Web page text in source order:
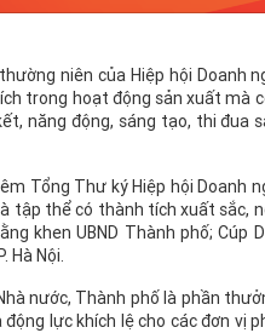
niên của Hiệp hội Doanh
trong hoạt động sản xuất mà
năng động, sáng tạo, thi đua
Tổng Thư ký Hiệp hội Doanh
tập thể có thành tích xuất sắc,
khen UBND Thành phố; Cúp
Hà Nội.
nước, Thành phố là phần
lực khích lệ cho các đơn vị